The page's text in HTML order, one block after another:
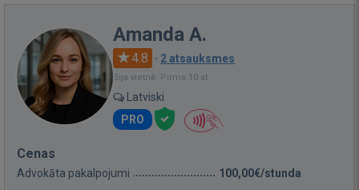
Amanda A.
4.8 · 2 atsauksmes
Bija vietnē: Pirms 10 st.
Latviski
PRO
Cenas
Advokāta pakalpojumi 100,00€/stunda